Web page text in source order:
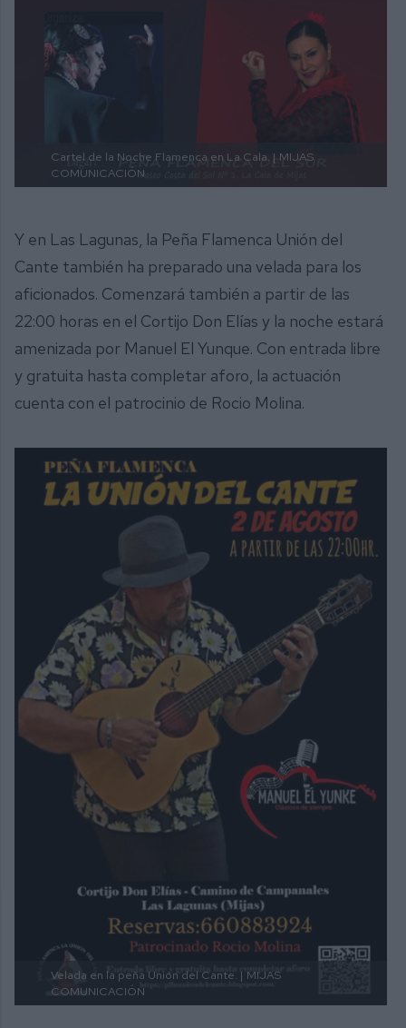
Cartel de la Noche Flamenca en La Cala. | MIJAS
COMUNICACIÓN
Y en Las Lagunas, la Peña Flamenca Unión del
Cante también ha preparado una velada para los
aficionados. Comenzará también a partir de las
22:00 horas en el Cortijo Don Elías y la noche estará
amenizada por Manuel El Yunque. Con entrada libre
y gratuita hasta completar aforo, la actuación
cuenta con el patrocinio de Rocio Molina.
Velada en la peña Unión del Cante. | MIJAS
COMUNICACIÓN